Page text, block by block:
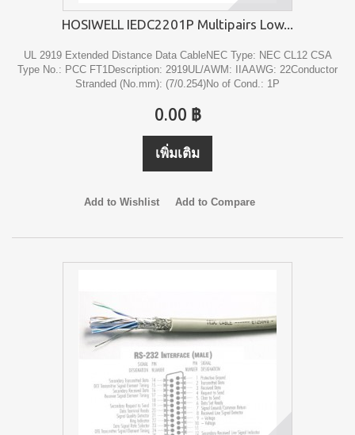
HOSIWELL IEDC2201P Multipairs Low...
UL 2919 Extended Distance Data CableNEC Type: NEC CL12 CSA
Type No.: PCC FT1Description: 2919UL/AWM: IIAAWG: 22Conductor
Stranded (No.mm): (7/0.254)No of Cond.: 1P
0.00 ฿
เพิ่มเติม
Add to Wishlist Add to Compare